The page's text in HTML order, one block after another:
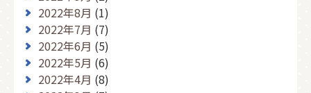
2022年8月 (1)
2022年7月 (7)
2022年6月 (5)
2022年5月 (6)
2022年4月 (8)